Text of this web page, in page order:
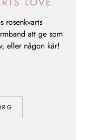
rosenkvarts
att ge som
eller någon kär!